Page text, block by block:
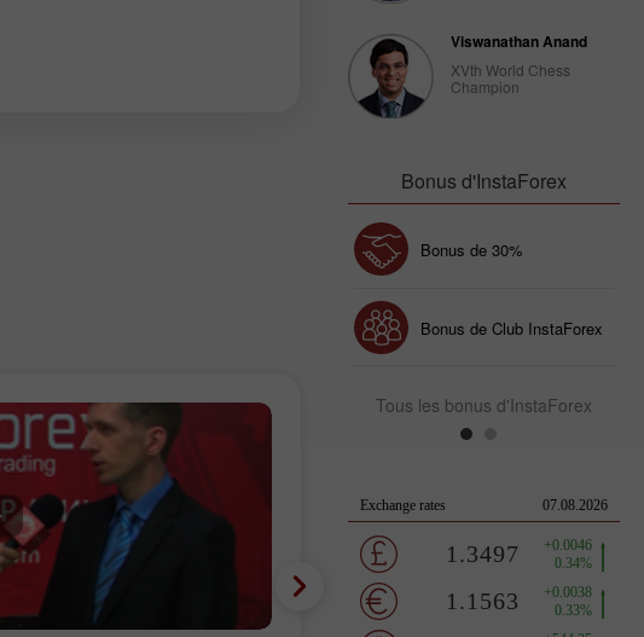
Viswanathan Anand
XVth World Chess
Champion
Bonus d'InstaForex
Bonus de 30%
Bonus de Club InstaForex
Tous les bonus d'InstaForex